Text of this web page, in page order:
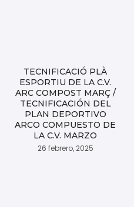
TECNIFICACIÓ PLÀ
ESPORTIU DE LA C.V.
ARC COMPOST MARÇ /
TECNIFICACIÓN DEL
PLAN DEPORTIVO
ARCO COMPUESTO DE
LA C.V. MARZO
26 febrero, 2025